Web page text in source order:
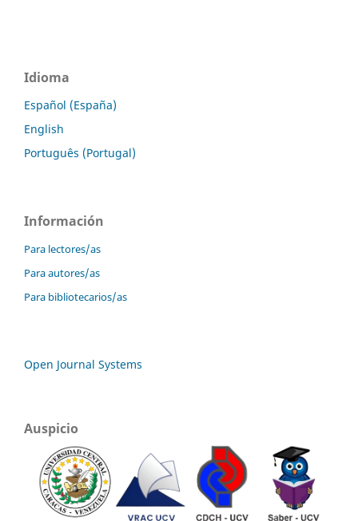
Idioma
Español (España)
English
Português (Portugal)
Información
Para lectores/as
Para autores/as
Para bibliotecarios/as
Open Journal Systems
Auspicio